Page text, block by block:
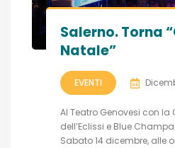
Salerno. Torna
Natale”
EVENTI
Al Teatro Genovesi con
dell’Eclissi e Blue
Sabato 14 dicembre, alle